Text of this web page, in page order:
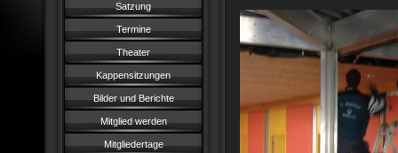
Satzung
Termine
Theater
Kappensitzungen
Bilder und Berichte
Mitglied werden
Mitgliedertage